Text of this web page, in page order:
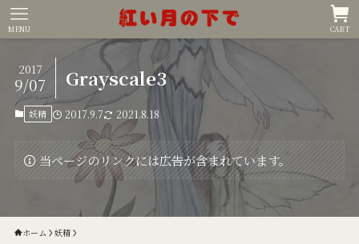
CART
MENU
Grayscale3
2017
9/07
妖精 2017.9.7 2021.8.18
当ページのリンクには広告が含まれています。
ホーム 妖精